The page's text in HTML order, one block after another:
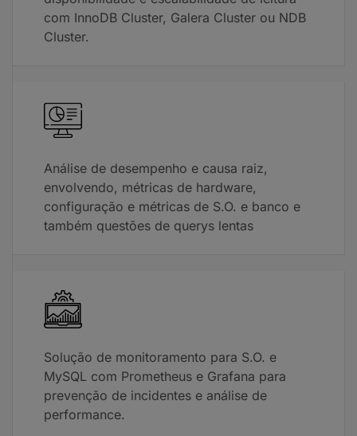
com InnoDB Cluster, Galera Cluster ou NDB
Cluster.
Análise de desempenho e causa raiz,
envolvendo, métricas de hardware,
configuração e métricas de S.O. e banco e
também questões de querys lentas
Solução de monitoramento para S.O. e
MySQL com Prometheus e Grafana para
prevenção de incidentes e análise de
performance.